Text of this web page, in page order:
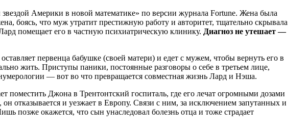
Америки в новой математике» по версии журнала Fortune. Жена была
боясь, что муж утратит престижную работу и авторитет, тщательно скрывала
помещает его в частную психиатрическую клинику. Диагноз не утешает —
первенца бабушке (своей матери) и едет с мужем, чтобы вернуть его в
жить. Приступы паники, постоянные разговоры о себе в третьем лице,
— вот во что превращается совместная жизнь Лард и Нэша.
Джона в Трентонтский госпиталь, где его лечат огромными дозами
отказывается и уезжает в Европу. Связи с ним, за исключением запутанных и
позже окажется, что сын унаследовал болезнь отца и тоже страдает